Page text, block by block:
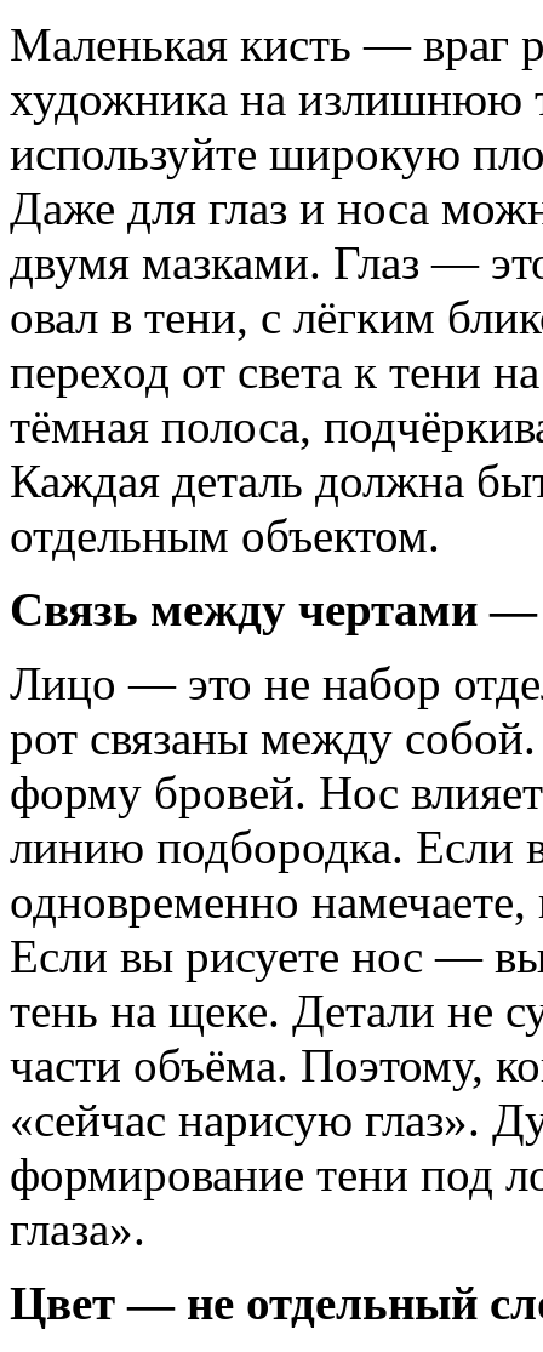
Маленькая кисть — враг
художника на излишнюю
используйте широкую
Даже для глаз и носа
двумя мазками. Глаз —
овал в тени, с лёгким
переход от света к тени
тёмная полоса,
Каждая деталь должна
отдельным объектом.
Связь между чертами
Лицо — это не набор
рот связаны между
форму бровей. Нос
линию подбородка. Если
одновременно
Если вы рисуете нос — вы
тень на щеке. Детали не
части объёма. Поэтому,
«сейчас нарисую глаз».
формирование тени под
глаза».
Цвет — не отдельный